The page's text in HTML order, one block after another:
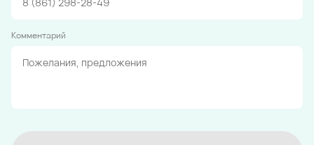
Комментарий